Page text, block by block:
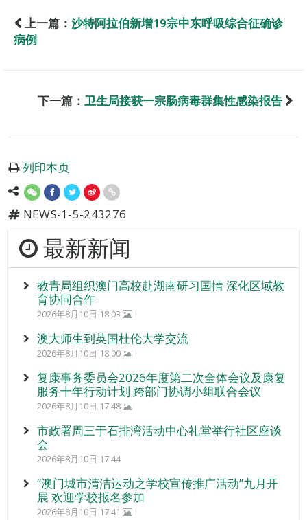
上一篇： 沙特阿拉伯新增19宗中东呼吸综合征确诊
病例
下一篇： 卫生局接获一宗肠病毒群集性感染报告
列印本页
NEWS-1-5-243276
最新新闻
教青局组织澳门高校赴湖南研习国情 深化区域教
育协同合作
2026年8月10日 18:03
澳大师生到英国杜伦大学交流
2026年8月10日 18:00
复康事务委员会2026年度第二次全体会议及康复
服务十年行动计划 跨部门协调小组联合会议
2026年8月10日 17:48
市政署周三于石排湾活动中心礼堂举行社区座谈
会
2026年8月10日 17:44
“澳门城市清洁运动之学校宣传推广活动”九月开
展 欢迎学校报名参加
2026年8月10日 17:41